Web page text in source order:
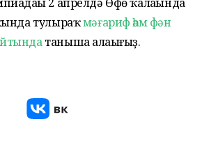
тулыраҡмәғариф һәм фән
таныша алаһығыҙ.